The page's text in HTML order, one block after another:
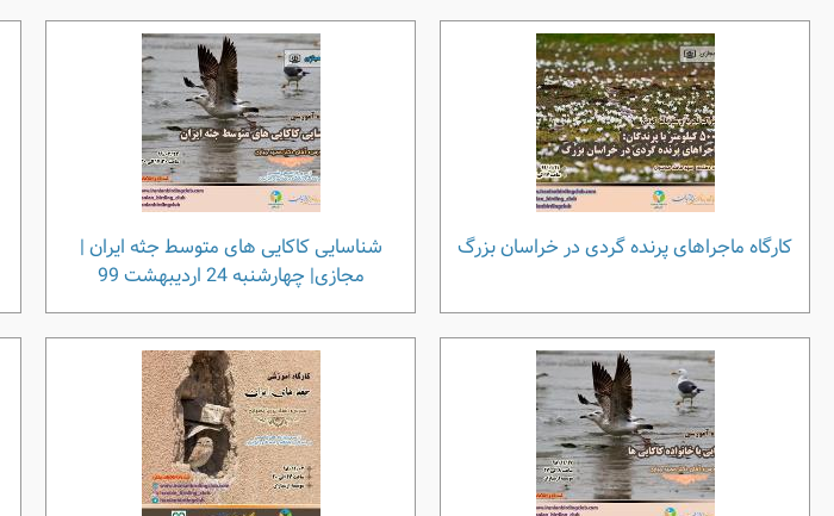
کارگاه ماجراهای پرنده گردی در خراسان بزرگ
شناسایی کاکایی های متوسط جثه ایران |
مجازی| چهارشنبه 24 اردیبهشت 99